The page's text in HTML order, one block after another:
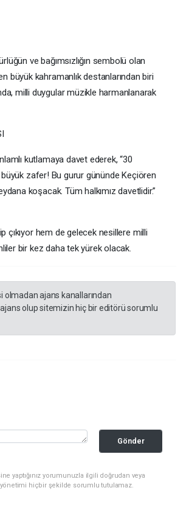
ve bağımsızlığın sembolü olan
büyük kahramanlık destanlarından biri
milli duygular müzikle harmanlanarak
kutlamaya davet ederek, “30
büyük zafer! Bu gurur gününde Keçiören
koşacak. Tüm halkımız davetlidir.”
hem de gelecek nesillere milli
bir kez daha tek yürek olacak.
ajans kanallarından
olup sitemizin hiç bir editörü sorumlu
Gönder
yaptığınız yorumunuzla ilgili doğrudan veya
yönetimi hiçbir şekilde sorumlu tutulamaz.